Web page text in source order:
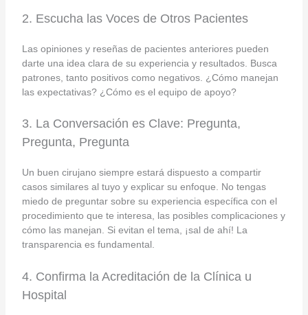
2. Escucha las Voces de Otros Pacientes
Las opiniones y reseñas de pacientes anteriores pueden
darte una idea clara de su experiencia y resultados. Busca
patrones, tanto positivos como negativos. ¿Cómo manejan
las expectativas? ¿Cómo es el equipo de apoyo?
3. La Conversación es Clave: Pregunta,
Pregunta, Pregunta
Un buen cirujano siempre estará dispuesto a compartir
casos similares al tuyo y explicar su enfoque. No tengas
miedo de preguntar sobre su experiencia específica con el
procedimiento que te interesa, las posibles complicaciones y
cómo las manejan. Si evitan el tema, ¡sal de ahí! La
transparencia es fundamental.
4. Confirma la Acreditación de la Clínica u
Hospital